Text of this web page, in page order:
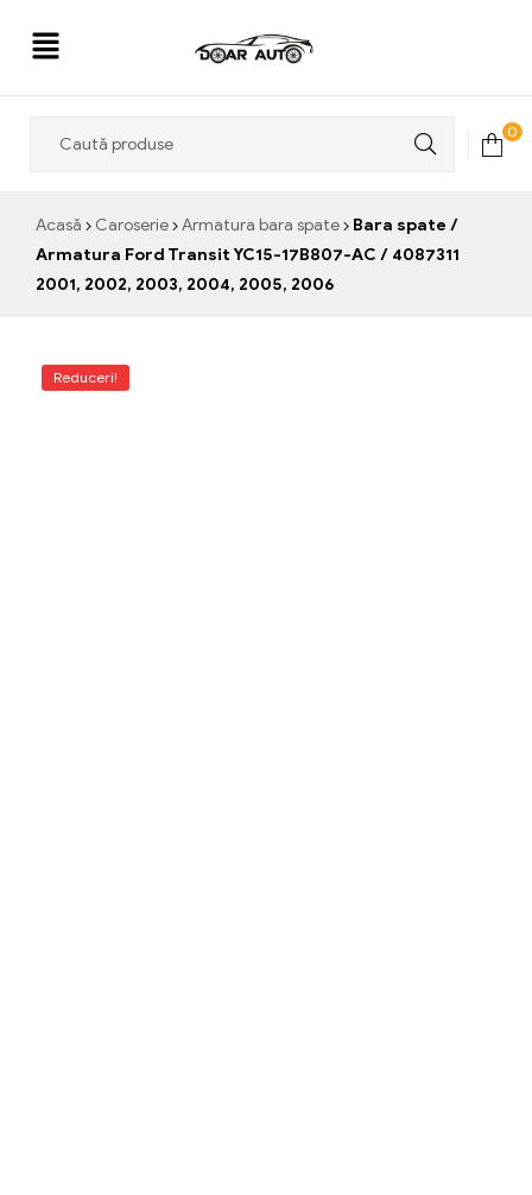
0
Acasă Caroserie Armatura bara spate
Bara spate /
Armatura Ford Transit YC15-17B807-AC / 4087311
2001, 2002, 2003, 2004, 2005, 2006
Reduceri!